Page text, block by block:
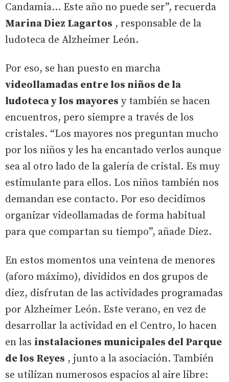
Candamia… Este año no puede ser”, recuerda
Marina Diez Lagartos , responsable de la
ludoteca de Alzheimer León.
Por eso, se han puesto en marcha
videollamadas entre los niños de la
ludoteca y los mayores y también se hacen
encuentros, pero siempre a través de los
cristales. “Los mayores nos preguntan mucho
por los niños y les ha encantado verlos aunque
sea al otro lado de la galería de cristal. Es muy
estimulante para ellos. Los niños también nos
demandan ese contacto. Por eso decidimos
organizar videollamadas de forma habitual
para que compartan su tiempo”, añade Diez.
En estos momentos una veintena de menores
(aforo máximo), divididos en dos grupos de
diez, disfrutan de las actividades programadas
por Alzheimer León. Este verano, en vez de
desarrollar la actividad en el Centro, lo hacen
en las instalaciones municipales del Parque
de los Reyes , junto a la asociación. También
se utilizan numerosos espacios al aire libre: